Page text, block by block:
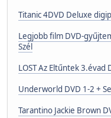
Titanic 4DVD Deluxe
Legjobb film DVD-
Szél
LOST Az Eltűntek 3.évad
Underworld DVD 1-2 +
Tarantino Jackie Brown